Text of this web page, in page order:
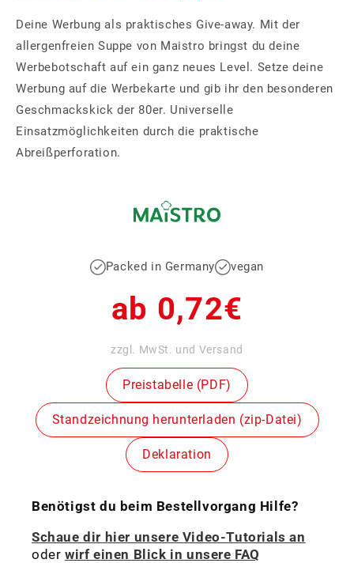
Deine Werbung als praktisches Give-away. Mit der
allergenfreien Suppe von Maistro bringst du deine
Werbebotschaft auf ein ganz neues Level. Setze deine
Werbung auf die Werbekarte und gib ihr den besonderen
Geschmackskick der 80er. Universelle
Einsatzmöglichkeiten durch die praktische
Abreißperforation.
Packed in Germany vegan
Normaler
Preis
ab 0,72€
zzgl. MwSt. und Versand
Preistabelle (PDF)
Standzeichnung herunterladen (zip-Datei)
Deklaration
Benötigst du beim Bestellvorgang Hilfe?
Schaue dir hier unsere Video-Tutorials an
oder wirf einen Blick in unsere FAQ